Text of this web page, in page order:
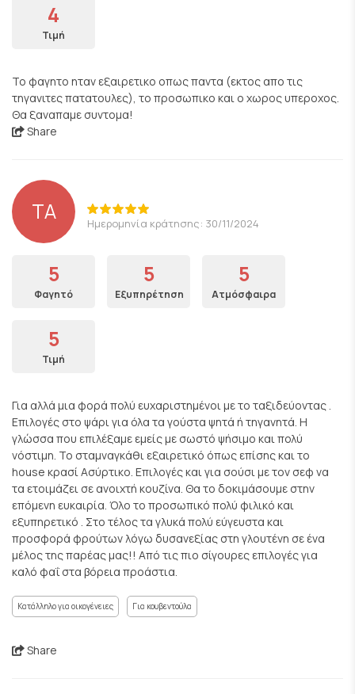
4
Τιμή
Το φαγητο ηταν εξαιρετικο οπως παντα (εκτος απο τις
τηγανιτες πατατουλες), το προσωπικο και ο χωρος υπεροχος.
Θα ξαναπαμε συντομα!
Share
ΤΑ Ημερομηνία κράτησης: 30/11/2024
5
Φαγητό
5
Εξυπηρέτηση
5
Ατμόσφαιρα
5
Τιμή
Για αλλά μια φορά πολύ ευχαριστημένοι με το ταξιδεύοντας .
Επιλογές στο ψάρι για όλα τα γούστα ψητά ή τηγανητά. Η
γλώσσα που επιλέξαμε εμείς με σωστό ψήσιμο και πολύ
νόστιμη. Το σταμναγκάθι εξαιρετικό όπως επίσης και το
house κρασί Ασύρτικο. Επιλογές και για σούσι με τον σεφ να
τα ετοιμάζει σε ανοιχτή κουζίνα. Θα το δοκιμάσουμε στην
επόμενη ευκαιρία. Όλο το προσωπικό πολύ φιλικό και
εξυπηρετικό . Στο τέλος τα γλυκά πολύ εύγευστα και
προσφορά φρούτων λόγω δυσανεξίας στη γλουτένη σε ένα
μέλος της παρέας μας!! Από τις πιο σίγουρες επιλογές για
καλό φαΐ στα βόρεια προάστια.
Κατάλληλο για οικογένειες Για κουβεντούλα
Share